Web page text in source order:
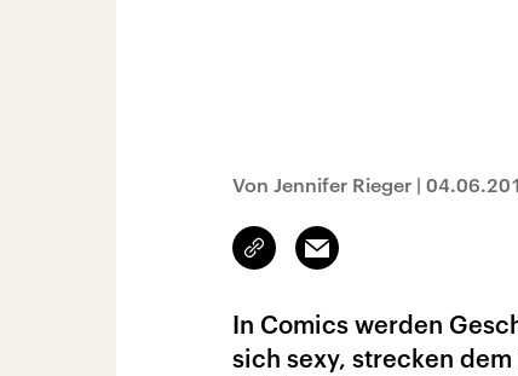
Von Jennifer Rieger |
Link
kopieren/teilen
Email
In Comics werden
sich sexy, strecken